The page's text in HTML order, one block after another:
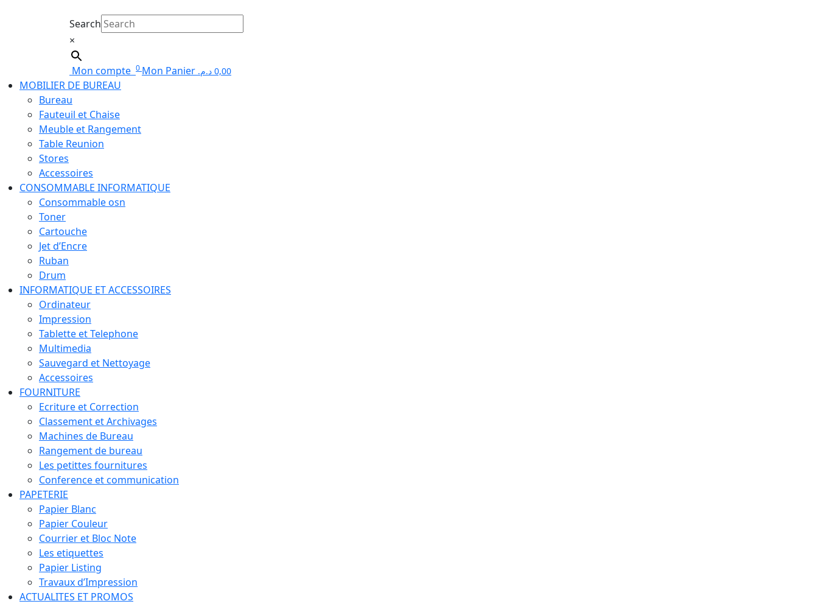
Search
×
Mon compte 0 Mon Panier 0,00 د.م.
MOBILIER DE BUREAU
Bureau
Fauteuil et Chaise
Meuble et Rangement
Table Reunion
Stores
Accessoires
CONSOMMABLE INFORMATIQUE
Consommable osn
Toner
Cartouche
Jet d’Encre
Ruban
Drum
INFORMATIQUE ET ACCESSOIRES
Ordinateur
Impression
Tablette et Telephone
Multimedia
Sauvegard et Nettoyage
Accessoires
FOURNITURE
Ecriture et Correction
Classement et Archivages
Machines de Bureau
Rangement de bureau
Les petittes fournitures
Conference et communication
PAPETERIE
Papier Blanc
Papier Couleur
Courrier et Bloc Note
Les etiquettes
Papier Listing
Travaux d’Impression
ACTUALITES ET PROMOS